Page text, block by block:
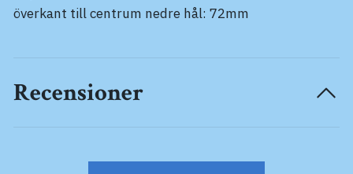
överkant till centrum nedre hål: 72mm
Recensioner